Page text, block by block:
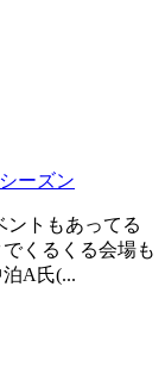
ーズン
トもあってる
くるくる会場も
A氏(...